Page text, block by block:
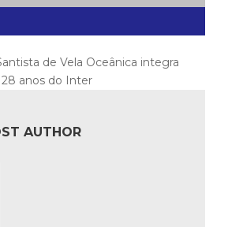
de Vela Oceânica integra
anos do Inter
AUTHOR